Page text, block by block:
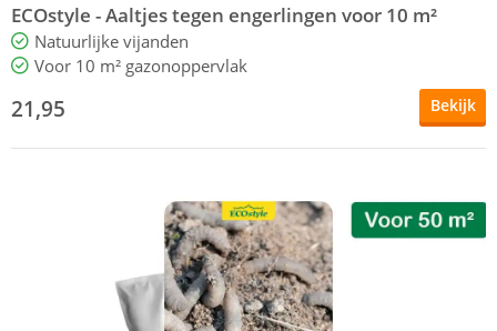
ECOstyle - Aaltjes tegen engerlingen voor 10 m²
Natuurlijke vijanden
Voor 10 m² gazonoppervlak
21,95 Bekijk